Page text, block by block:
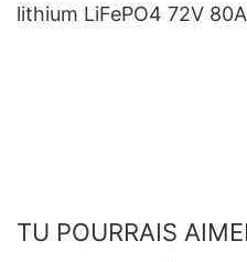
lithium LiFePO4 72V
TU POURRAIS